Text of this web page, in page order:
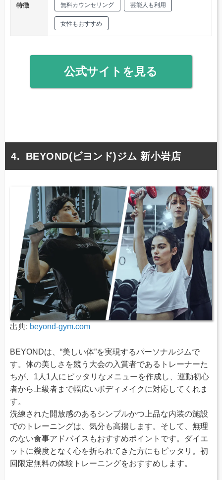
特徴 無料カウンセリング 芸能人も利用
女性もおすすめ
公式サイトを見る
BEYOND(ビヨンド)ジム 新小岩店
出典: beyond-gym.com
BEYONDは、“美しい体”を実現するパーソナルジムで
す。体の美しさを競う大会の入賞者であるトレーナーた
ちが、1人1人にピッタリなメニューを作成し、運動初心
者から上級者まで幅広いボディメイクに対応してくれま
す。
洗練された開放感のあるシンプルかつ上品な内装の施設
でのトレーニングは、気分も高揚します。そして、無理
のない食事アドバイスもおすすめポイントです。ダイエ
ットに幾度となく心を折られてきた方にもピッタリ。初
回限定無料の体験トレーニングをおすすめします。